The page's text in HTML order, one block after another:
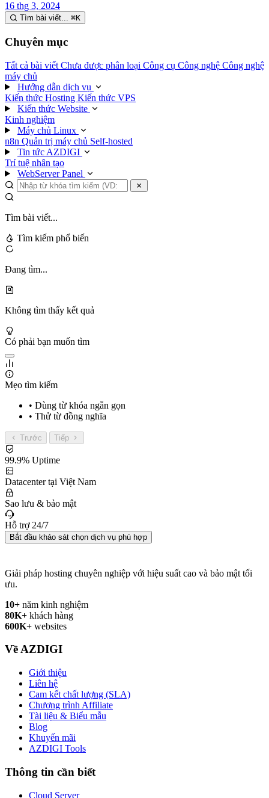
16 thg 3, 2024
Tìm bài viết... ⌘K
Chuyên mục
Tất cả bài viết Chưa được phân loại Công cụ Công nghệ Công nghệ
máy chủ
Hướng dẫn dịch vụ
Kiến thức Hosting Kiến thức VPS
Kiến thức Website
Kinh nghiệm
Máy chủ Linux
n8n Quản trị máy chủ Self-hosted
Tin tức AZDIGI
Trí tuệ nhân tạo
WebServer Panel
Tìm bài viết...
Tìm kiếm phổ biến
Đang tìm...
Không tìm thấy kết quả
Có phải bạn muốn tìm
Mẹo tìm kiếm
• Dùng từ khóa ngắn gọn
• Thử từ đồng nghĩa
Trước Tiếp
99.9% Uptime
Datacenter tại Việt Nam
Sao lưu & bảo mật
Hỗ trợ 24/7
Bắt đầu khảo sát chọn dịch vụ phù hợp
Giải pháp hosting chuyên nghiệp với hiệu suất cao và bảo mật tối
ưu.
10+ năm kinh nghiệm
80K+ khách hàng
600K+ websites
Về AZDIGI
Giới thiệu
Liên hệ
Cam kết chất lượng (SLA)
Chương trình Affiliate
Tài liệu & Biểu mẫu
Blog
Khuyến mãi
AZDIGI Tools
Thông tin cần biết
Cloud Server